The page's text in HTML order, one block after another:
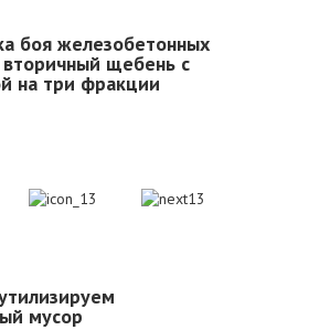
боя железобетонных
щебень с
на три фракции
мусор